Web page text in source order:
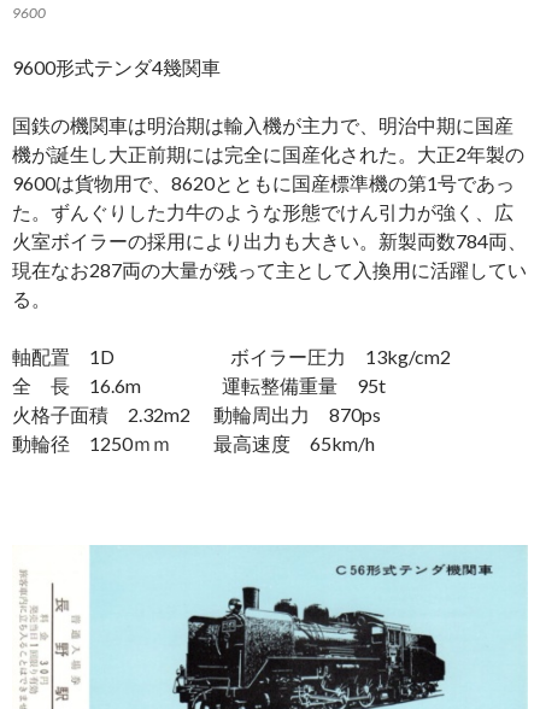
9600
9600形式テンダ4幾関車
国鉄の機関車は明治期は輸入機が主力で、明治中期に国産
機が誕生し大正前期には完全に国産化された。大正2年製の
9600は貨物用で、8620とともに国産標準機の第1号であっ
た。ずんぐりした力牛のような形態でけん引力が強く、広
火室ボイラーの採用により出力も大きい。新製両数784両、
現在なお287両の大量が残って主として入換用に活躍してい
る。
軸配置 1D ボイラー圧力 13kg/cm2
全 長 16.6m 運転整備重量 95t
火格子面積 2.32m2 動輪周出力 870ps
動輪径 1250ｍｍ 最高速度 65km/h